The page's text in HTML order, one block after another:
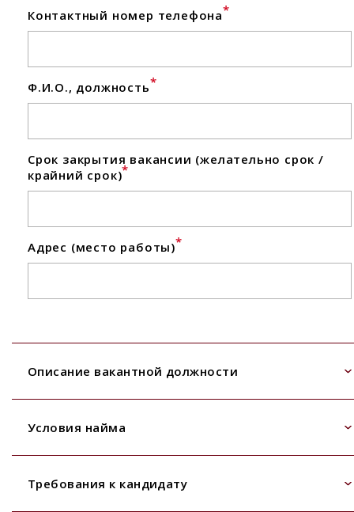
Контактный номер телефона*
Ф.И.О., должность*
Срок закрытия вакансии (желательно срок /
крайний срок)*
Адрес (место работы)*
Описание вакантной должности
Условия найма
Требования к кандидату